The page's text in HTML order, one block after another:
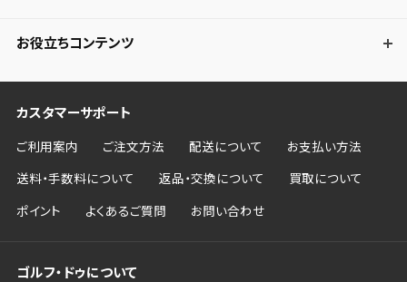
お役立ちコンテンツ
カスタマーサポート
ご利用案内 ご注文方法 配送について お支払い方法
送料・手数料について 返品・交換について 買取について
ポイント よくあるご質問 お問い合わせ
ゴルフ・ドゥについて